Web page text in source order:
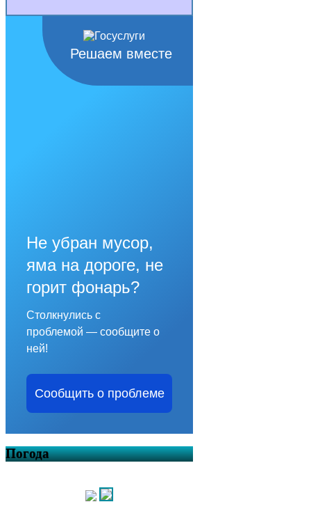
Решаем вместе
Не убран мусор,
яма на дороге, не
горит фонарь?
Столкнулись с
проблемой — сообщите о
ней!
Сообщить о проблеме
Погода